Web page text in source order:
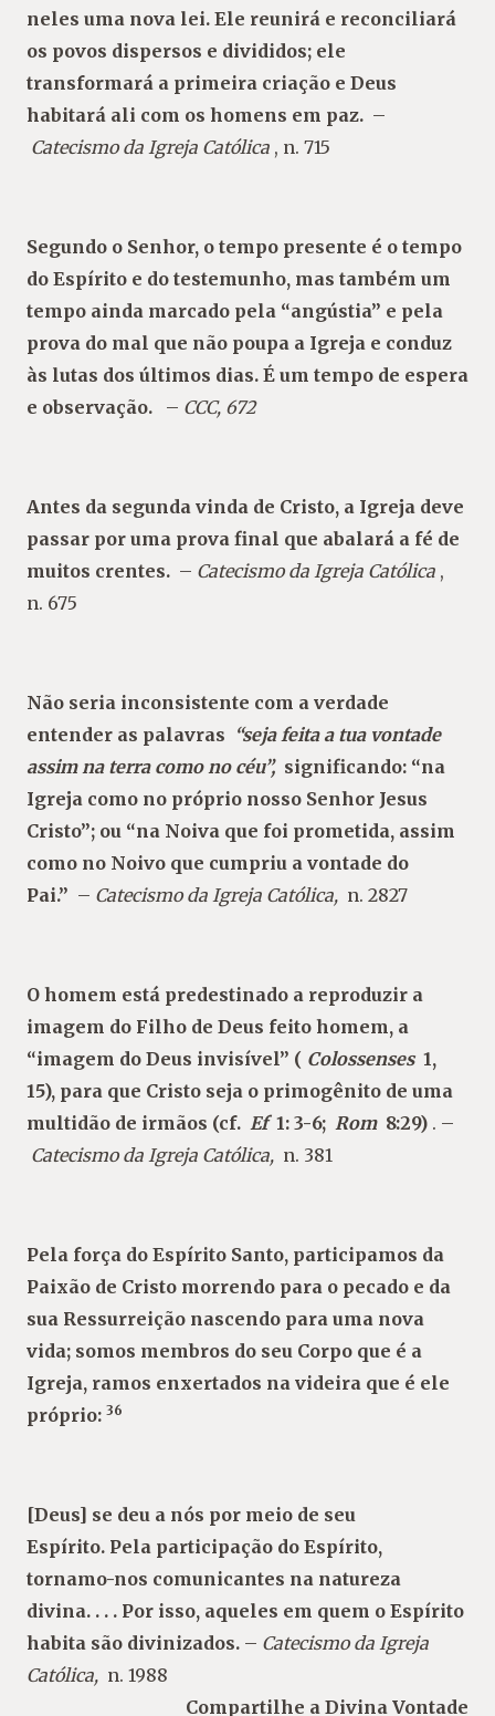
neles uma nova lei. Ele reunirá e reconciliará
os povos dispersos e divididos; ele
transformará a primeira criação e Deus
habitará ali com os homens em paz. –
Catecismo da Igreja Católica , n. 715
Segundo o Senhor, o tempo presente é o tempo
do Espírito e do testemunho, mas também um
tempo ainda marcado pela “angústia” e pela
prova do mal que não poupa a Igreja e conduz
às lutas dos últimos dias. É um tempo de espera
e observação.
– CCC, 672
Antes da segunda vinda de Cristo, a Igreja deve
passar por uma prova final que abalará a fé de
muitos crentes. – Catecismo da Igreja Católica ,
n. 675
Não seria inconsistente com a verdade
entender as palavras “seja feita a tua vontade
assim na terra como no céu”,significando: “na
Igreja como no próprio nosso Senhor Jesus
Cristo”; ou “na Noiva que foi prometida, assim
como no Noivo que cumpriu a vontade do
Pai.” – Catecismo da Igreja Católica, n. 2827
O homem está predestinado a reproduzir a
imagem do Filho de Deus feito homem, a
“imagem do Deus invisível” ( Colossenses 1,
15), para que Cristo seja o primogênito de uma
multidão de irmãos (cf. Ef 1: 3-6; Rom 8:29) . –
Catecismo da Igreja Católica, n. 381
Pela força do Espírito Santo, participamos da
Paixão de Cristo morrendo para o pecado e da
sua Ressurreição nascendo para uma nova
vida; somos membros do seu Corpo que é a
Igreja, ramos enxertados na videira que é ele
próprio: 36
[Deus] se deu a nós por meio de seu
Espírito. Pela participação do Espírito,
tornamo-nos comunicantes na natureza
divina. . . . Por isso, aqueles em quem o Espírito
habita são divinizados. – Catecismo da Igreja
Católica, n. 1988
Compartilhe a Divina Vontade